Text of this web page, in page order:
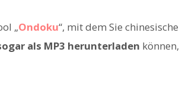
„Ondoku“, mit dem Sie chinesische
als MP3 herunterladen können,